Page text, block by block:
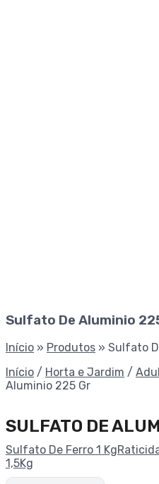
Sulfato De Aluminio
Início » Produtos » Sulfato
Início / Horta e Jardim /
Aluminio 225 Gr
SULFATO DE
Sulfato De Ferro 1 Kg
1,5Kg